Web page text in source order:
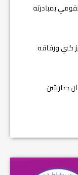
بمبادرته
عزيز كني ورفاقه
جداريتين